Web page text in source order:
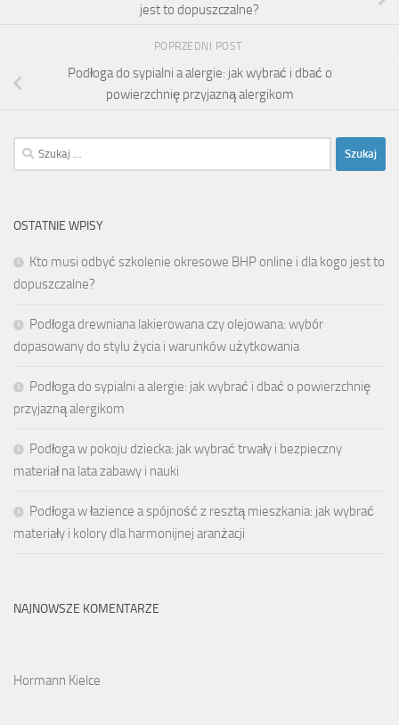
jest to dopuszczalne?
POPRZEDNI POST
Podłoga do sypialni a alergie: jak wybrać i dbać o
powierzchnię przyjazną alergikom
Szukaj:
OSTATNIE WPISY
Kto musi odbyć szkolenie okresowe BHP online i dla kogo jest to
dopuszczalne?
Podłoga drewniana lakierowana czy olejowana: wybór
dopasowany do stylu życia i warunków użytkowania
Podłoga do sypialni a alergie: jak wybrać i dbać o powierzchnię
przyjazną alergikom
Podłoga w pokoju dziecka: jak wybrać trwały i bezpieczny
materiał na lata zabawy i nauki
Podłoga w łazience a spójność z resztą mieszkania: jak wybrać
materiały i kolory dla harmonijnej aranżacji
NAJNOWSZE KOMENTARZE
Hormann Kielce